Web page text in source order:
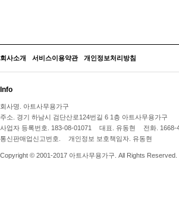
회사소개 서비스이용약관 개인정보처리방침
Info
회사명.
아트사무용가구
주소.
경기 하남시 검단산로124번길 6 1층 아트사무용가구
사업자 등록번호.
183-08-01071 대표. 유동현 전화. 1668-
통신판매업신고번호.
개인정보 보호책임자. 유동현
Copyright © 2001-2017 아트사무용가구. All Rights Reserved.